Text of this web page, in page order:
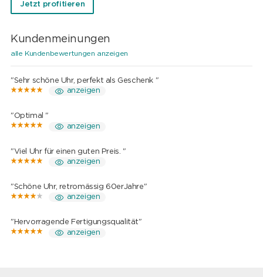
Jetzt profitieren
Kundenmeinungen
alle Kundenbewertungen anzeigen
"Sehr schöne Uhr, perfekt als Geschenk "
anzeigen
"Optimal "
anzeigen
"Viel Uhr für einen guten Preis. "
anzeigen
"Schöne Uhr, retromässig 60erJahre"
anzeigen
"Hervorragende Fertigungsqualität"
anzeigen